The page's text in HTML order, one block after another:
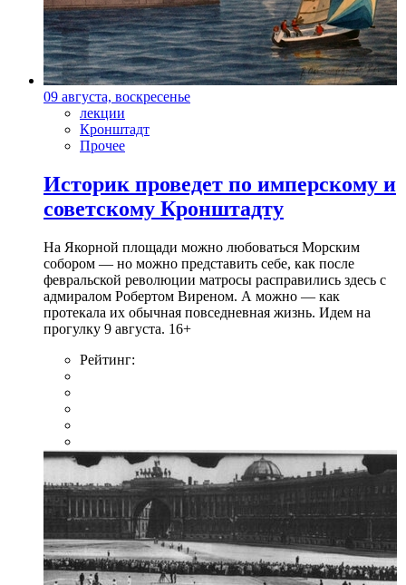
09 августа, воскресенье
лекции
Кронштадт
Прочее
Историк проведет по имперскому и
советскому Кронштадту
На Якорной площади можно любоваться Морским
собором — но можно представить себе, как после
февральской революции матросы расправились здесь с
адмиралом Робертом Виреном. А можно — как
протекала их обычная повседневная жизнь. Идем на
прогулку 9 августа. 16+
Рейтинг: